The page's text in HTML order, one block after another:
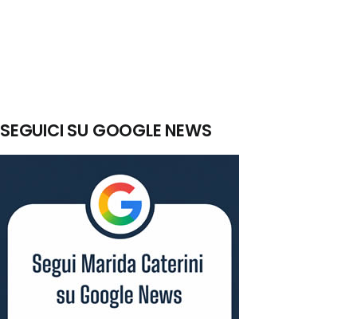
SEGUICI SU GOOGLE NEWS